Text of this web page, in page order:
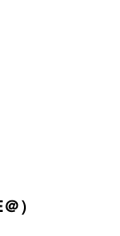
）